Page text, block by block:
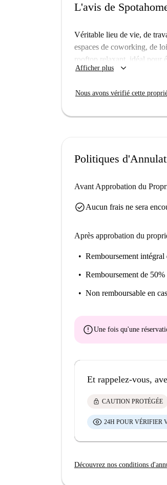
L'avis de
Véritable lieu de vie, de
espaces de coworking, de
rooftop relaxant, idéal pour
cœur de l'effervescence
spacieux salon et salle à
Afficher plus keyboard_arrow_down
Nous avons vérifié cette
Politiques
Avant Approbation du
check_circleAucun frais ne sera
Après approbation du
Remboursement
Remboursement de
Non remboursable en
errorUne fois qu'une
Et rappelez-vous,
lock CAUTION PROTÉGÉE
24H POUR VÉRIFIER
Découvrez nos conditions